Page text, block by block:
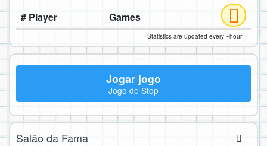
# Player Games
Statistics are updated every ~hour
Jogar jogo
Jogo de Stop
Salão da Fama